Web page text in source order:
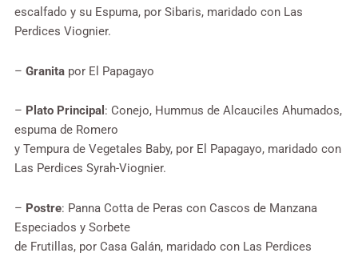
escalfado y su Espuma, por Sibaris, maridado con Las
Perdices Viognier.
– Granita por El Papagayo
– Plato Principal : Conejo, Hummus de Alcauciles Ahumados,
espuma de Romero
y Tempura de Vegetales Baby, por El Papagayo, maridado con
Las Perdices Syrah-Viognier.
– Postre: Panna Cotta de Peras con Cascos de Manzana
Especiados y Sorbete
de Frutillas, por Casa Galán, maridado con Las Perdices